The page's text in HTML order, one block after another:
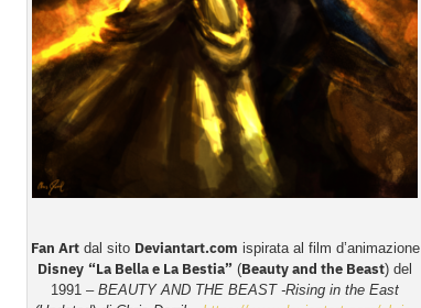
Fan Artdal sito Deviantart.com ispirata al film d’animazione
Disney “La Bella e La Bestia” (Beauty and the Beast) del
1991 – BEAUTY AND THE BEAST -Rising in the East